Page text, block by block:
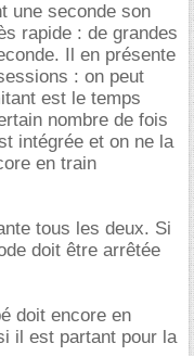
une seconde son
rapide : de grandes
Il en présente
: on peut
est le temps
nombre de fois
intégrée et on ne la
en train
tous les deux. Si
doit être arrêtée
doit encore en
il est partant pour la